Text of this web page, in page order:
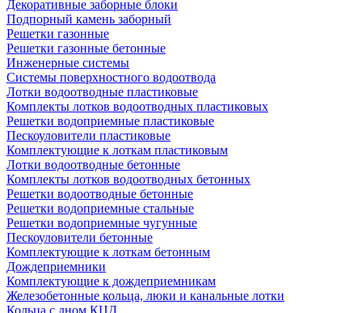
Декоративные заборные блоки
Подпорный камень заборный
Решетки газонные
Решетки газонные бетонные
Инженерные системы
Системы поверхностного водоотвода
Лотки водоотводные пластиковые
Комплекты лотков водоотводных пластиковых
Решетки водоприемные пластиковые
Пескоуловители пластиковые
Комплектующие к лоткам пластиковым
Лотки водоотводные бетонные
Комплекты лотков водоотводных бетонных
Решетки водоотводные бетонные
Решетки водоприемные стальные
Решетки водоприемные чугунные
Пескоуловители бетонные
Комплектующие к лоткам бетонным
Дождеприемники
Комплектующие к дождеприемникам
Железобетонные кольца, люки и канальные лотки
Кольца с дном КЦД